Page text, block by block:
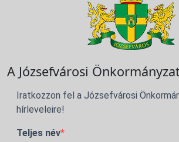
A Józsefvárosi
Iratkozzon fel a Józsefvárosi
hírleveleire!
Teljes név